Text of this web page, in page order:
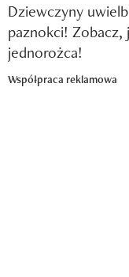
Dziewczyny
paznokci!
jednorożca!
Współpraca reklamowa